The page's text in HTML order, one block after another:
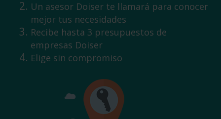
Un asesor Doiser te llamará para conocer
mejor tus necesidades
Recibe hasta 3 presupuestos de
empresas Doiser
Elige sin compromiso